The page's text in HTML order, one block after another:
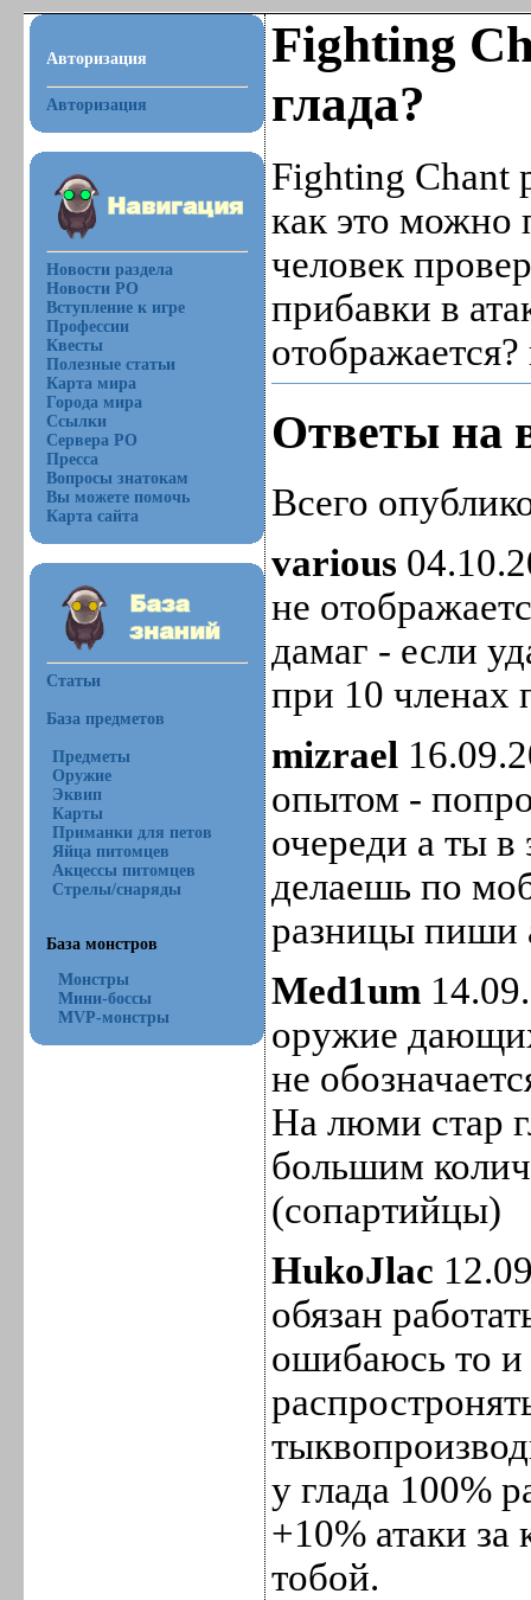
Авторизация
Авторизация
Новости раздела
Новости РО
Вступление к игре
Профессии
Квесты
Полезные статьи
Карта мира
Города мира
Ссылки
Сервера РО
Пресса
Вопросы знатокам
Вы можете помочь
Карта сайта
Статьи
База предметов
Предметы
Оружие
Эквип
Карты
Приманки для петов
Яйца питомцев
Акцессы питомцев
Стрелы/снаряды
База монстров
Монстры
Мини-боссы
MVP-монстры
Fighting
глада?
Fighting Chant
как это можно
человек
прибавки в
Ответы на
Всего
various
не
дамаг - если
при 10 членах
mizrael
опытом -
очереди а ты в
делаешь по
разницы пиши
Med1um
оружие
не
На люми стар
большим
(сопартийцы)
HukoJlac
обязан
ошибаюсь то и
у глада 100%
+10% атаки за
тобой.